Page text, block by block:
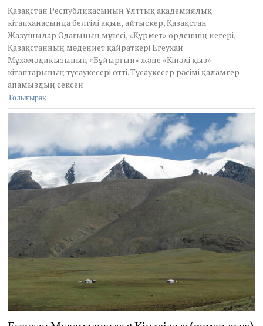
5
,
2
0
2
Қазақстан Республикасының Ұлттық академиялық
кітапханасында белгілі ақын, айтыскер, Қазақстан
Жазушылар Одағының мүшесі, «Құрмет» орденінің иегері,
Қазақстанның мәдениет қайраткері Егеухан
Мұхәмәдиқызының «Бұйырғын» және «Кінәлі қыз»
кітаптарының тұсаукесері өтті. Тұсаукесер рәсімі қаламгер
апамыздың сексен
Толығырақ